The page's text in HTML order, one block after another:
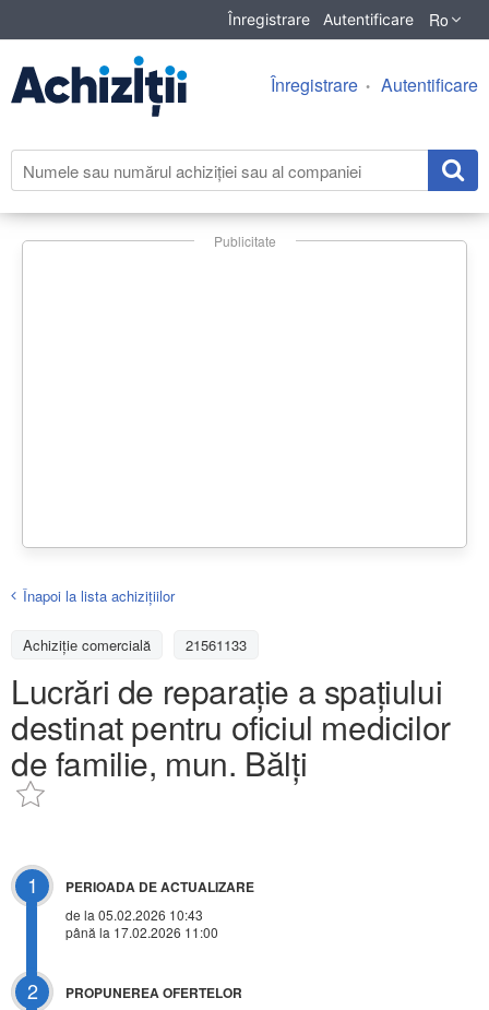
Înregistrare Autentificare Ro
Înregistrare Autentificare
Publicitate
Înapoi la lista achiziţiilor
Achizițiе comercială 21561133
Lucrări de reparație a spațiului
destinat pentru oficiul medicilor
de familie, mun. Bălți
1 PERIOADA DE ACTUALIZARE
de la 05.02.2026 10:43
până la 17.02.2026 11:00
2 PROPUNEREA OFERTELOR